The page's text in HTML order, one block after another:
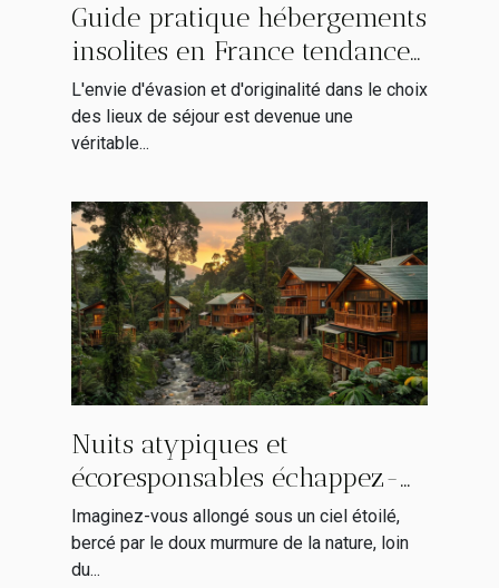
Guide pratique hébergements
insolites en France tendances
2023 découvrez des lieux
uniques où dormir
L'envie d'évasion et d'originalité dans le choix
des lieux de séjour est devenue une
véritable...
Nuits atypiques et
écoresponsables échappez-
vous dans des écolodges
cachés en Europe
Imaginez-vous allongé sous un ciel étoilé,
bercé par le doux murmure de la nature, loin
du...